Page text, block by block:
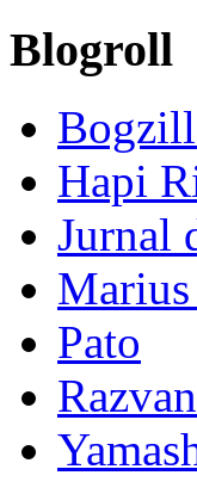
Blogroll
Hapi
Jurnal
Pato